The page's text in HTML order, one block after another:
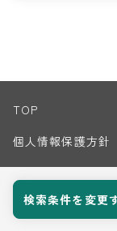
検索条件を変更
TOP
個人情報保護方針
© 2026